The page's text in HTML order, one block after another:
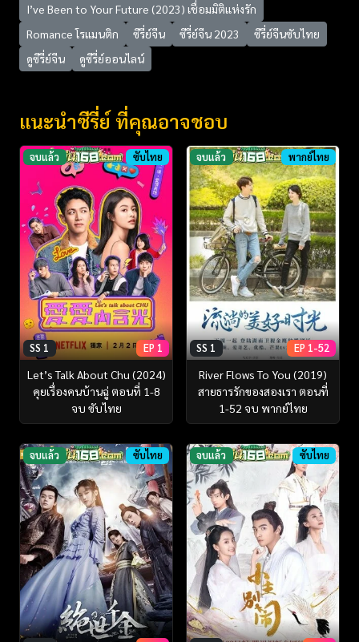
I’ve Been to Your Future (2023) เชื่อมมิติแห่งรัก
Romance โรแมนติก
ซีรี่ย์จีน ซีรี่ย์จีน 2023
ซีรี่ย์จีนซับไทย
ดูซีรี่ย์จีน
ดูซีรี่ย์ออนไลน์
แนะนำซีรี่ย์ ที่คุณอาจชอบ
จบแล้ว ซับไทย
SS 1 EP 1
Let’s Talk About Chu (2024)
คุยเรื่องคนบ้านฉู่ ตอนที่ 1-8
จบ ซับไทย
จบแล้ว พากย์ไทย
SS 1 EP 1-52
River Flows To You (2019)
สายธารรักของสองเรา ตอนที่
1-52 จบ พากย์ไทย
จบแล้ว ซับไทย จบแล้ว ซับไทย